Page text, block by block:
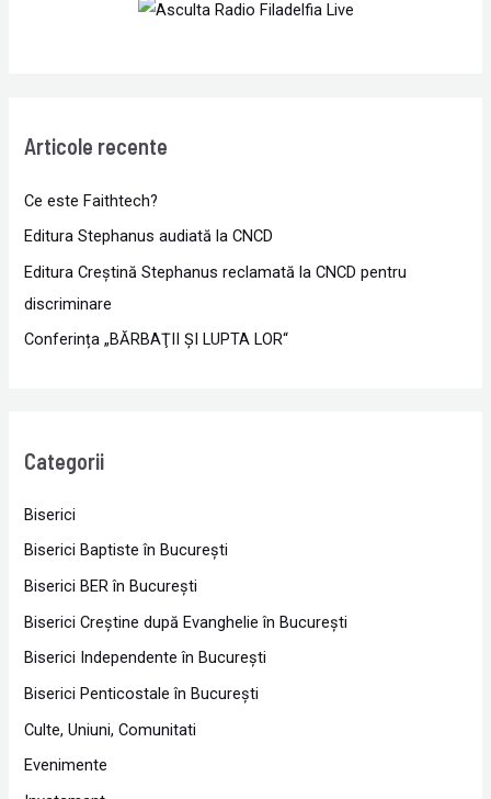
Articole recente
Ce este Faithtech?
Editura Stephanus audiată la CNCD
Editura Creștină Stephanus reclamată la CNCD pentru
discriminare
Conferința „BĂRBAŢII ŞI LUPTA LOR“
Categorii
Biserici
Biserici Baptiste în Bucureşti
Biserici BER în Bucureşti
Biserici Creştine după Evanghelie în Bucureşti
Biserici Independente în Bucureşti
Biserici Penticostale în Bucureşti
Culte, Uniuni, Comunitati
Evenimente